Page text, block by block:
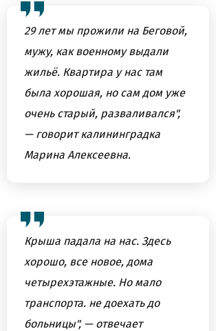
29 лет мы прожили на Беговой,
мужу, как военному выдали
жильё. Квартира у нас там
была хорошая, но сам дом уже
очень старый, разваливался",
— говорит калининградка
Марина Алексеевна.
Крыша падала на нас. Здесь
хорошо, все новое, дома
четырехэтажные. Но мало
транспорта. не доехать до
больницы", — отвечает